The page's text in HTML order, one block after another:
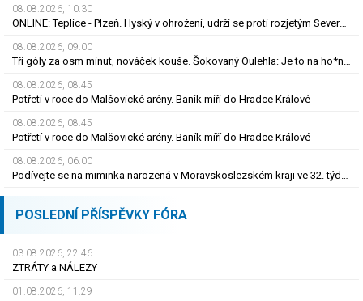
08.08.2026, 10.30
ONLINE: Teplice - Plzeň. Hyský v ohrožení, udrží se proti rozjetým Severočechům?
08.08.2026, 09.00
Tři góly za osm minut, nováček kouše. Šokovaný Oulehla: Je to na ho*no, řešíme posily
08.08.2026, 08.45
Potřetí v roce do Malšovické arény. Baník míří do Hradce Králové
08.08.2026, 08.45
Potřetí v roce do Malšovické arény. Baník míří do Hradce Králové
08.08.2026, 06.00
Podívejte se na miminka narozená v Moravskoslezském kraji ve 32. týdnu roku 2026
POSLEDNÍ PŘÍSPĚVKY FÓRA
03.08.2026, 22.46
ZTRÁTY a NÁLEZY
01.08.2026, 11.29